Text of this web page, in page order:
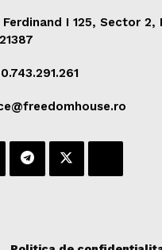
Ferdinand I 125, Sector 2,